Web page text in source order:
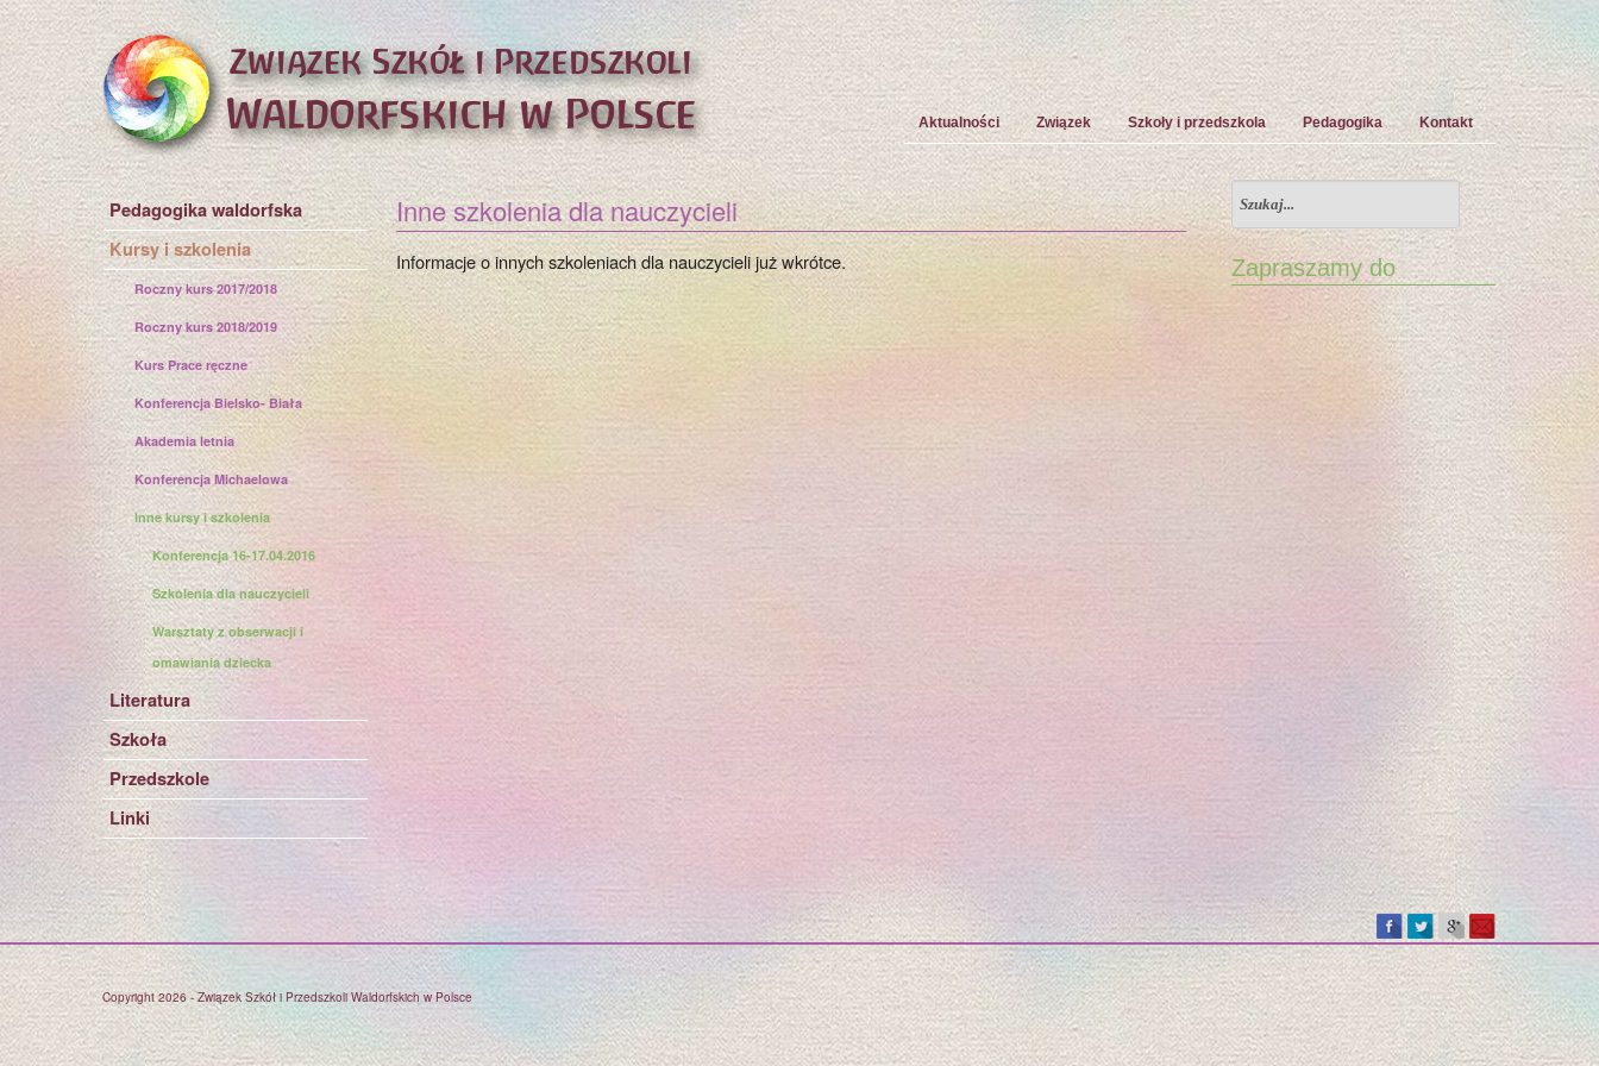
Aktualności Związek Szkoły i przedszkola Pedagogika Kontakt
Copyright 2026 - Związek Szkół i Przedszkoli Waldorfskich w Polsce
Pedagogika waldorfska
Kursy i szkolenia
Roczny kurs 2017/2018
Roczny kurs 2018/2019
Kurs Prace ręczne
Konferencja Bielsko- Biała
Akademia letnia
Konferencja Michaelowa
Inne kursy i szkolenia
Konferencja 16-17.04.2016
Szkolenia dla nauczycieli
Warsztaty z obserwacji i
omawiania dziecka
Literatura
Szkoła
Przedszkole
Linki
Inne szkolenia dla nauczycieli
Informacje o innych szkoleniach dla nauczycieli już wkrótce. Zapraszamy do